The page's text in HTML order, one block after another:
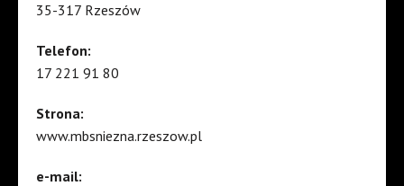
35-317 Rzeszów
Telefon:
17 221 91 80
Strona:
www.mbsniezna.rzeszow.pl
e-mail: